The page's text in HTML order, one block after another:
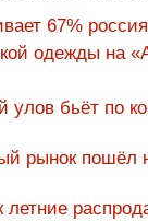
67%
одежды на
бьёт по
рынок
летние